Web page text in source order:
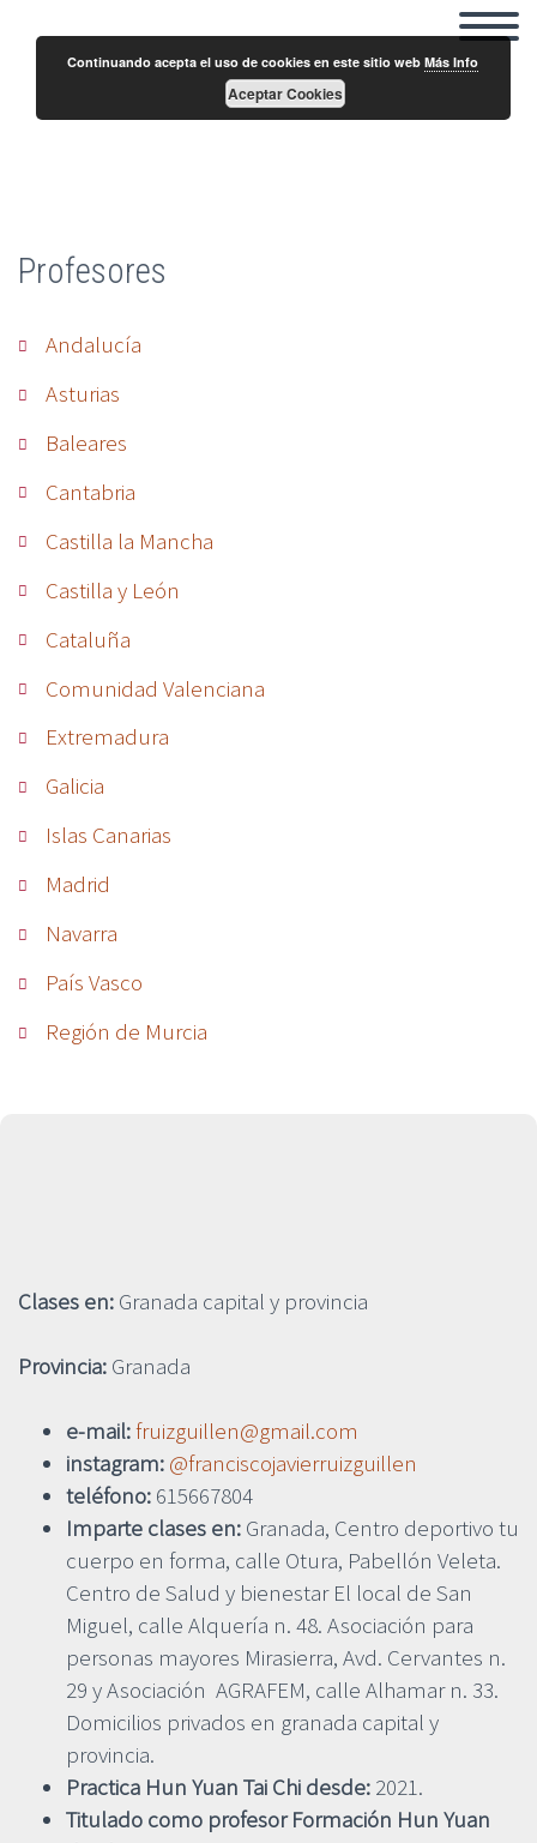
Francisco Javier Ruiz Guillen
Profesores
Andalucía
Asturias
Baleares
Cantabria
Castilla la Mancha
Castilla y León
Cataluña
Comunidad Valenciana
Extremadura
Galicia
Islas Canarias
Madrid
Navarra
País Vasco
Región de Murcia
Clases en: Granada capital y provincia
Provincia: Granada
e-mail:fruizguillen@gmail.com
instagram: @franciscojavierruizguillen
teléfono: 615667804
Imparte clases en: Granada, Centro deportivo tu
cuerpo en forma, calle Otura, Pabellón Veleta.
Centro de Salud y bienestar El local de San
Miguel, calle Alquería n. 48. Asociación para
personas mayores Mirasierra, Avd. Cervantes n.
29 y Asociación AGRAFEM, calle Alhamar n. 33.
Domicilios privados en granada capital y
provincia.
Practica Hun Yuan Tai Chi desde: 2021.
Titulado como profesor Formación Hun Yuan
Continuando acepta el uso de cookies en este sitio webMás Info
Aceptar Cookies